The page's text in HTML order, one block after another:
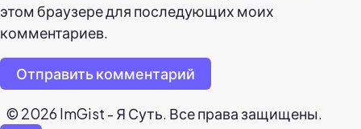
этом браузере для последующих моих
комментариев.
Отправить комментарий
© 2026 ImGist - Я Суть. Все права защищены.